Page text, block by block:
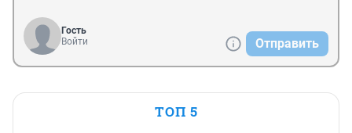
Гость
Войти
Отправить
ТОП 5